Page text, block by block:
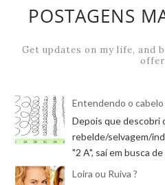
POSTAGENS
Entendendo o cabelo
Depois que descobri
rebelde/selvagem/
"2 A", saí em busca
Loira ou Ruiva ?